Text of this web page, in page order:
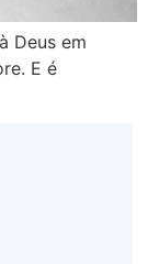
Deus em
E é